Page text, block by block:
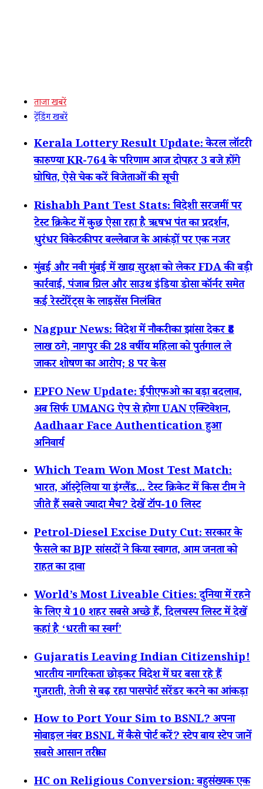
ताजा खबरें
ट्रेंडिंग खबरें
Kerala Lottery Result Update: केरल लॉटरी
कारुण्या KR-764 के परिणाम आज दोपहर 3 बजे होंगे
घोषित, ऐसे चेक करें विजेताओं की सूची
Rishabh Pant Test Stats: विदेशी सरजमीं पर
टेस्ट क्रिकेट में कुछ ऐसा रहा है ऋषभ पंत का प्रदर्शन,
धुरंधर विकेटकीपर बल्लेबाज के आकंड़ों पर एक नजर
मुंबई और नवी मुंबई में खाद्य सुरक्षा को लेकर FDA की बड़ी
कार्रवाई, पंजाब ग्रिल और साउथ इंडिया डोसा कॉर्नर समेत
कई रेस्टोरेंट्स के लाइसेंस निलंबित
Nagpur News: विदेश में नौकरी का झांसा देकर ₹8
लाख ठगे, नागपुर की 28 वर्षीय महिला को पुर्तगाल ले
जाकर शोषण का आरोप; 8 पर केस
EPFO New Update: ईपीएफओ का बड़ा बदलाव,
अब सिर्फ UMANG ऐप से होगा UAN एक्टिवेशन,
Aadhaar Face Authentication हुआ
अनिवार्य
Which Team Won Most Test Match:
भारत, ऑस्ट्रेलिया या इंग्लैंड... टेस्ट क्रिकेट में किस टीम ने
जीते हैं सबसे ज्यादा मैच? देखें टॉप-10 लिस्ट
Petrol-Diesel Excise Duty Cut: सरकार के
फैसले का BJP सांसदों ने किया स्वागत, आम जनता को
राहत का दावा
World’s Most Liveable Cities: दुनिया में रहने
के लिए ये 10 शहर सबसे अच्छे हैं, दिलचस्प लिस्ट में देखें
कहां है ‘धरती का स्वर्ग’
Gujaratis Leaving Indian Citizenship!
भारतीय नागरिकता छोड़कर विदेश में घर बसा रहे हैं
गुजराती, तेजी से बढ़ रहा पासपोर्ट सरेंडर करने का आंकड़ा
How to Port Your Sim to BSNL? अपना
मोबाइल नंबर BSNL में कैसे पोर्ट करें? स्टेप बाय स्टेप जानें
सबसे आसान तरीका
HC on Religious Conversion: बहुसंख्यक एक